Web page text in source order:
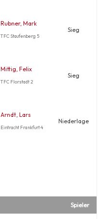
Rubner, Mark
TFC Staufenberg 5
Sieg
Mittig, Felix
TFC Florstadt 2
Sieg
Arndt, Lars
Eintracht Frankfurt 4
Niederlage
Spieler